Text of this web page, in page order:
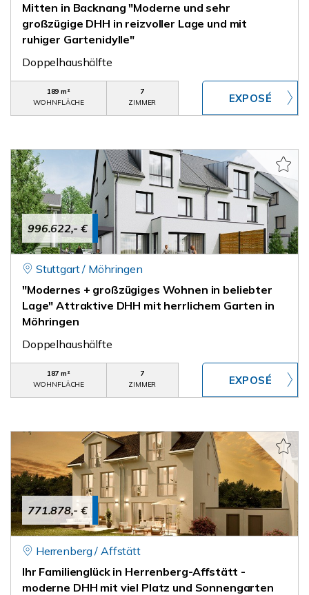
Mitten in Backnang "Moderne und sehr
großzügige DHH in reizvoller Lage und mit
ruhiger Gartenidylle"
Doppelhaushälfte
189 m²
WOHNFLÄCHE
7
ZIMMER
996.622,- €
Stuttgart / Möhringen
"Modernes + großzügiges Wohnen in beliebter
Lage" Attraktive DHH mit herrlichem Garten in
Möhringen
Doppelhaushälfte
187 m²
WOHNFLÄCHE
7
ZIMMER
771.878,- €
Herrenberg / Affstätt
Ihr Familienglück in Herrenberg-Affstätt -
moderne DHH mit viel Platz und Sonnengarten